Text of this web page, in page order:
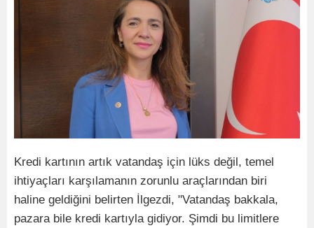
Kredi kartının artık vatandaş için lüks değil, temel
ihtiyaçları karşılamanın zorunlu araçlarından biri
haline geldiğini belirten İlgezdi, "Vatandaş bakkala,
pazara bile kredi kartıyla gidiyor. Şimdi bu limitlere